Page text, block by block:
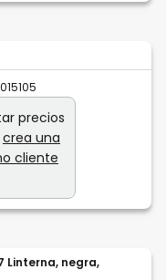
precios
crea una
cliente
Linterna, negra,